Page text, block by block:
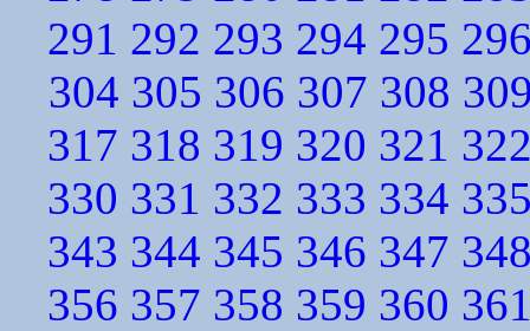
291 292 293 294 295
304 305 306 307 308
317 318 319 320 321
330 331 332 333 334
343 344 345 346 347
356 357 358 359 360